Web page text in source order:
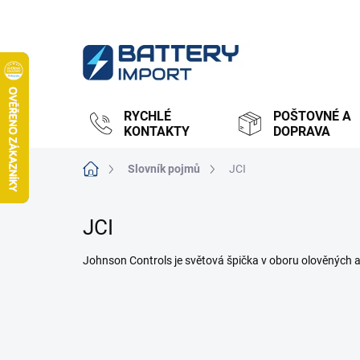
RYCHLÉ
KONTAKTY
POŠTOVNÉ A
DOPRAVA
Domů Slovník pojmů JCI
JCI
Johnson Controls je světová špička v oboru